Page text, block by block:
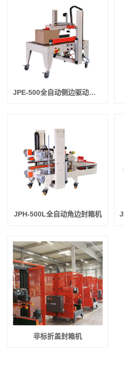
JPE-500全自动侧边驱动型封箱机
JPH-500L全自动角边封箱机
非标折盖封箱机